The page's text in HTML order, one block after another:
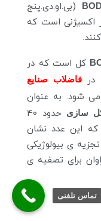
(بی.او.دی.پنج
اکسیژنی است که
کل است که در
در
فاضلاب صنایع
شود. به عنوان
سازی
حدود 40
که این عدد نشان
ی بیولوژیکی
برای تصفیه ی
تماس تلفنی